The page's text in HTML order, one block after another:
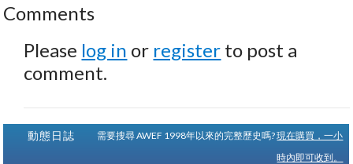
Comments
Please log in or register to post a
comment.
動態日誌 需要搜尋 AWEF 1998年以來的完整歷史嗎?現在購買，一小
時內即可收到。